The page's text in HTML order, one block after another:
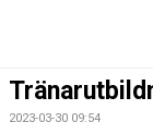
SHOP
2023-03-30 09:54